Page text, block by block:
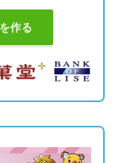
作る